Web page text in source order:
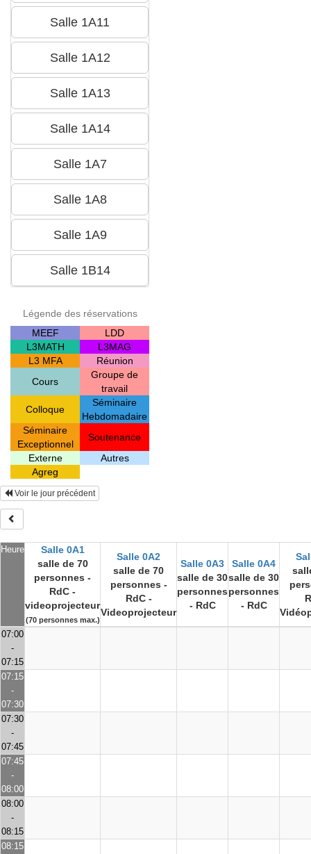
Légende des réservations
MEEF
LDD
L3MATH
L3MAG
L3 MFA
Réunion
Cours
Groupe de
travail
Colloque
Séminaire
Hebdomadaire
Séminaire
Exceptionnel
Soutenance
Externe
Autres
Agreg
Voir le jour précédent
Heure
Salle 0A1
salle de 70
personnes -
RdC -
videoprojecteur
(70 personnes max.)
Salle 0A2
salle de 70
personnes -
RdC -
Videoprojecteur
Salle 0A3
salle de 30
personnes
- RdC
Salle 0A4
salle de 30
personnes
- RdC
07:00
-
07:15
07:15
-
07:30
07:30
-
07:45
07:45
-
08:00
08:00
-
08:15
08:15